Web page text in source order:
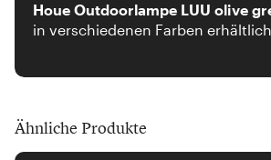
Houe Outdoorlampe LUU olive
in verschiedenen Farben erhältlich
Ähnliche Produkte